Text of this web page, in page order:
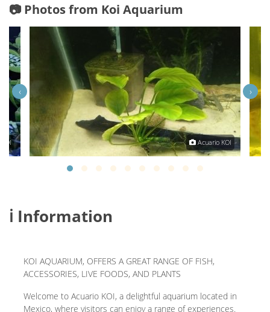
📷 Photos from Koi Aquarium
Acuario KOI
‹ ›
ℹ️ Information
KOI AQUARIUM, OFFERS A GREAT RANGE OF FISH,
ACCESSORIES, LIVE FOODS, AND PLANTS
Welcome to Acuario KOI, a delightful aquarium located in
Mexico, where visitors can enjoy a range of experiences.